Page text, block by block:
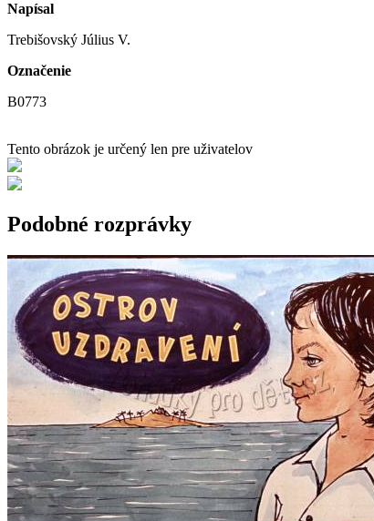
Napísal
Trebišovský Július V.
Označenie
B0773
Tento obrázok je určený len pre uživatelov
Podobné rozprávky